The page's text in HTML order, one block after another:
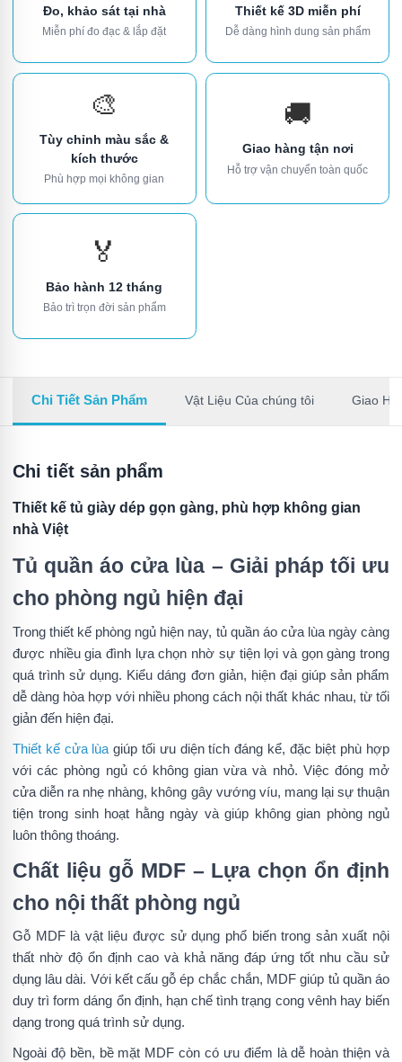
Đo, khảo sát tại nhà
Miễn phí đo đạc & lắp đặt
Thiết kế 3D miễn phí
Dễ dàng hình dung sản phẩm
🎨
Tùy chỉnh màu sắc &
kích thước
Phù hợp mọi không gian
🚚
Giao hàng tận nơi
Hỗ trợ vận chuyển toàn quốc
🏅
Bảo hành 12 tháng
Bảo trì trọn đời sản phẩm
Chi Tiết Sản Phẩm Vật Liệu Của chúng tôi Giao
Chi tiết sản phẩm
Thiết kế tủ giày dép gọn gàng, phù hợp không gian
nhà Việt
Tủ quần áo cửa lùa – Giải pháp tối ưu
cho phòng ngủ hiện đại
Trong thiết kế phòng ngủ hiện nay, tủ quần áo cửa lùa ngày càng
được nhiều gia đình lựa chọn nhờ sự tiện lợi và gọn gàng trong
quá trình sử dụng. Kiểu dáng đơn giản, hiện đại giúp sản phẩm
dễ dàng hòa hợp với nhiều phong cách nội thất khác nhau, từ tối
giản đến hiện đại.
Thiết kế cửa lùagiúp tối ưu diện tích đáng kể, đặc biệt phù hợp
với các phòng ngủ có không gian vừa và nhỏ. Việc đóng mở
cửa diễn ra nhẹ nhàng, không gây vướng víu, mang lại sự thuận
tiện trong sinh hoạt hằng ngày và giúp không gian phòng ngủ
luôn thông thoáng.
Chất liệu gỗ MDF – Lựa chọn ổn định
cho nội thất phòng ngủ
Gỗ MDF là vật liệu được sử dụng phổ biến trong sản xuất nội
thất nhờ độ ổn định cao và khả năng đáp ứng tốt nhu cầu sử
dụng lâu dài. Với kết cấu gỗ ép chắc chắn, MDF giúp tủ quần áo
duy trì form dáng ổn định, hạn chế tình trạng cong vênh hay biến
dạng trong quá trình sử dụng.
Ngoài độ bền, bề mặt MDF còn có ưu điểm là dễ hoàn thiện và